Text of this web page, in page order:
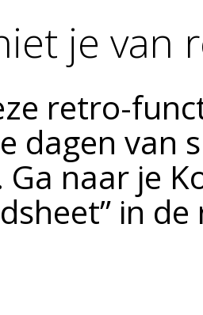
je van
retro-
dagen van
Ga naar je
in